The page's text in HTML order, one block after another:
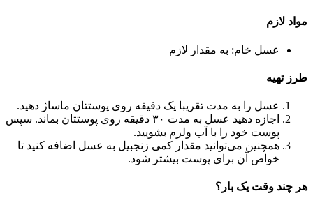
مواد لازم
عسل خام: به مقدار لازم
طرز تهیه
عسل را به مدت تقریبا یک دقیقه روی پوستتان ماساژ دهید.
اجازه دهید عسل به مدت ۳۰ دقیقه روی پوستتان بماند. سپس
پوست خود را با آب ولرم بشویید.
همچنین می‌توانید مقدار کمی زنجبیل به عسل اضافه کنید تا
خواص آن برای پوست بیشتر شود.
هر چند وقت یک بار؟